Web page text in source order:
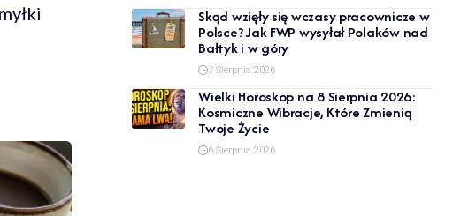
Skąd wzięły się wczasy pracownicze w
Polsce? Jak FWP wysyłał Polaków nad
Bałtyk i w góry
7 Sierpnia 2026
Wielki Horoskop na 8 Sierpnia 2026:
Kosmiczne Wibracje, Które Zmienią
Twoje Życie
6 Sierpnia 2026